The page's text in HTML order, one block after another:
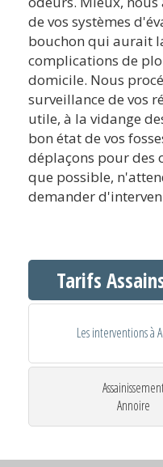
de vos systèmes
bouchon qui aurait
complications de
domicile. Nous
surveillance de vos
utile, à la vidange
bon état de vos
déplaçons pour des
que possible,
demander
Tarifs
Les interventions à
Annoire